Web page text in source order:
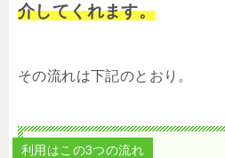
介してくれます。
その流れは下記のとおり。
利用はこの3つの流れ